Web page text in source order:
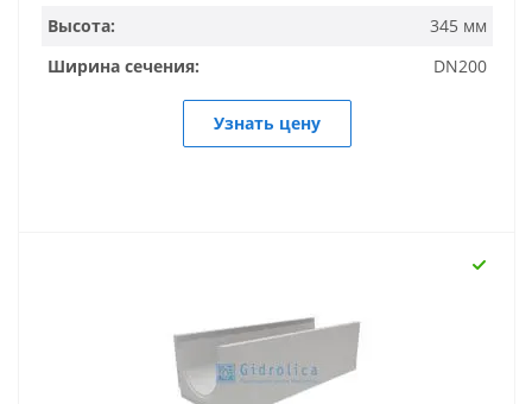
Высота:
345 мм
Ширина сечения:
DN200
Узнать цену